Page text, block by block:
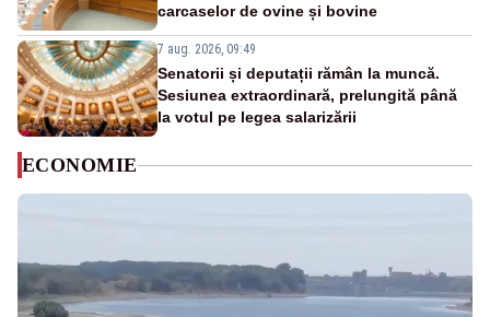
carcaselor de ovine și bovine
7 aug. 2026, 09:49
Senatorii și deputații rămân la muncă.
Sesiunea extraordinară, prelungită până
la votul pe legea salarizării
ECONOMIE